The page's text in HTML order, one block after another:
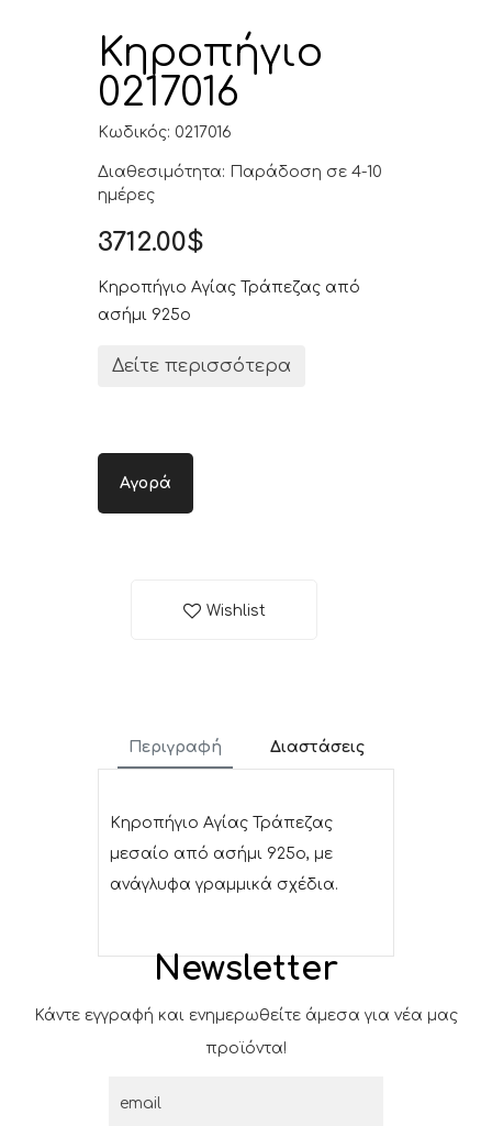
Κηροπήγιο
0217016
Κωδικός: 0217016
Διαθεσιμότητα: Παράδοση σε 4-10
ημέρες
3712.00$
Κηροπήγιο Αγίας Τράπεζας από
ασήμι 925ο
Δείτε περισσότερα
Αγορά
Wishlist
Περιγραφή Διαστάσεις
Κηροπήγιο Αγίας Τράπεζας
μεσαίο από ασήμι 925ο, με
ανάγλυφα γραμμικά σχέδια.
Newsletter
Κάντε εγγραφή και ενημερωθείτε άμεσα για νέα μας
προϊόντα!